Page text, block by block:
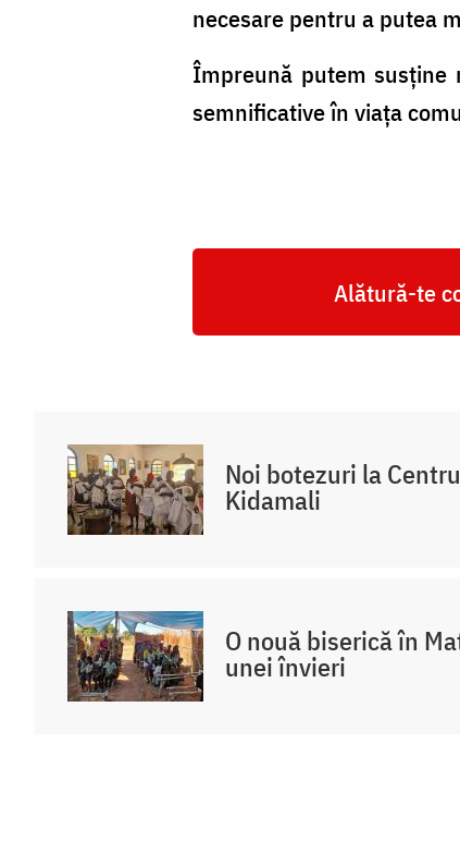
necesare pentru a putea
Împreună putem susține
semnificative în viața
Alătură-te
Noi botezuri la
Kidamali
O nouă biserică în
unei învieri